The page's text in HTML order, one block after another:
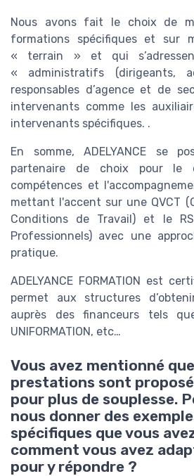
Nous avons fait le choix de
formations spécifiques et sur
« terrain » et qui
« administratifs (dirigeants,
responsables d’agence et de
intervenants comme les
intervenants spécifiques. .
En somme, ADELYANCE se
partenaire de choix pour le
compétences et
mettant l'accent sur une QVCT
Conditions de Travail) et le
Professionnels) avec une
pratique.
ADELYANCE FORMATION est
permet aux structures
auprès des financeurs tels
UNIFORMATION, etc…
Vous avez mentionné
prestations sont
pour plus de souplesse.
nous donner des
spécifiques que vous
comment vous avez
pour y répondre ?